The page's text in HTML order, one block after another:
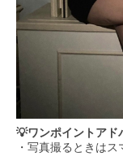
💡ワンポイントアド
・写真撮るときは